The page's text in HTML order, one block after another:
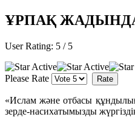
ҰРПАҚ
User Rating: 5 / 5
Please Rate
«Ислам және отбасы
зерде-насихатымызды